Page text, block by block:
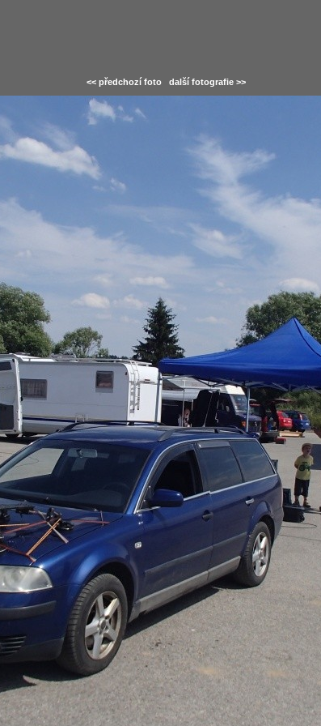
<< předchozí foto další fotografie >>